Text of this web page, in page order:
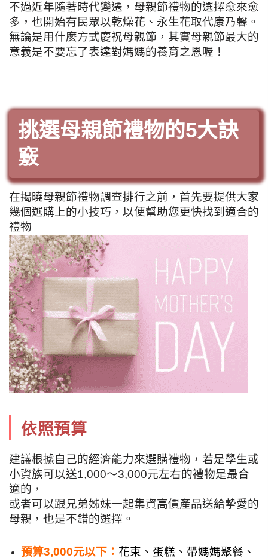
不過近年隨著時代變遷，母親節禮物的選擇愈來愈
多，也開始有民眾以乾燥花、永生花取代康乃馨。
無論是用什麼方式慶祝母親節，其實母親節最大的
意義是不要忘了表達對媽媽的養育之恩喔！
挑選母親節禮物的5大訣
竅
在揭曉母親節禮物調查排行之前，首先要提供大家
幾個選購上的小技巧，以便幫助您更快找到適合的
禮物
依照預算
建議根據自己的經濟能力來選購禮物，若是學生或
小資族可以送1,000～3,000元左右的禮物是最合
適的，
或者可以跟兄弟姊妹一起集資高價產品送給摯愛的
母親，也是不錯的選擇。
預算3,000元以下： 花束、蛋糕、帶媽媽聚餐、